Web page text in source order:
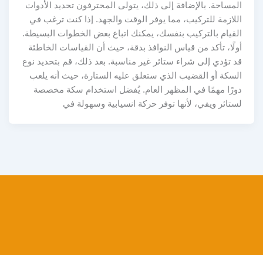
المساحة. بالإضافة إلى ذلك، يتولى المحترفون تحديد الأدوات
اللازمة للتركيب، مما يوفر الوقت والجهد. إذا كنت ترغب في
القيام بالتركيب بنفسك، يمكنك اتباع بعض الخطوات البسيطة.
أولًا، تأكد من قياس النوافذ بدقة، حيث أن القياسات الخاطئة
قد تؤدي إلى شراء ستائر غير مناسبة. بعد ذلك، قم بتحديد نوع
السكة أو القضيب الذي ستعلق عليه الستارة، حيث أنه يلعب
دورًا مهمًا في المظهر العام. يُفضل استخدام سكة مخصصة
لستائر ويفي، لأنها توفر حركة انسيابية وسهولة في